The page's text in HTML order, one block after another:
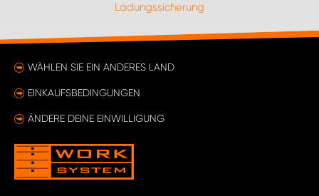
Ladungssicherung
WÄHLEN SIE EIN ANDERES LAND
EINKAUFSBEDINGUNGEN
ÄNDERE DEINE EINWILLIGUNG